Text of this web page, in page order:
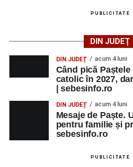
PUBLICITATE
DIN JUDEȚ
DIN JUDEȚ acum 4 luni
Când pică
catolic în 2027,
| sebesinfo.ro
DIN JUDEȚ acum 4 luni
Mesaje de Paște.
pentru familie și
sebesinfo.ro
PUBLICITATE